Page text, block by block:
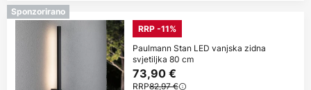
Sponzorirano
RRP -11%
Paulmann Stan LED vanjska zidna
svjetiljka 80 cm
73,90 €
RRP82,97 €